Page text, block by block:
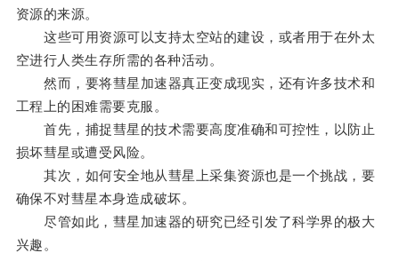
资源的来源。
这些可用资源可以支持太空站的建设，或者用于在外太
空进行人类生存所需的各种活动。
然而，要将彗星加速器真正变成现实，还有许多技术和
工程上的困难需要克服。
首先，捕捉彗星的技术需要高度准确和可控性，以防止
损坏彗星或遭受风险。
其次，如何安全地从彗星上采集资源也是一个挑战，要
确保不对彗星本身造成破坏。
尽管如此，彗星加速器的研究已经引发了科学界的极大
兴趣。